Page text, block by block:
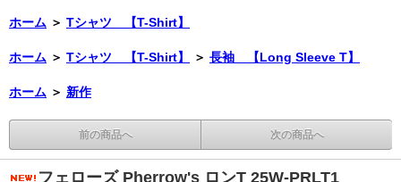
ホーム ＞ Tシャツ 【T-Shirt】
ホーム ＞ Tシャツ 【T-Shirt】 ＞ 長袖 【Long Sleeve T】
ホーム ＞ 新作
前の商品へ 次の商品へ
フェローズ Pherrow's ロンT 25W-PRLT1